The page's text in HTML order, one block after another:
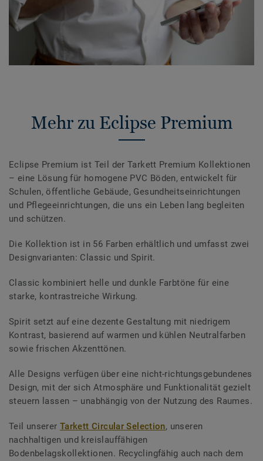
Mehr zu Eclipse Premium
Eclipse Premium ist Teil der Tarkett Premium Kollektionen
– eine Lösung für homogene PVC Böden, entwickelt für
Schulen, öffentliche Gebäude, Gesundheitseinrichtungen
und Pflegeeinrichtungen, die uns ein Leben lang begleiten
und schützen.
Die Kollektion ist in 56 Farben erhältlich und umfasst zwei
Designvarianten: Classic und Spirit.
Classic kombiniert helle und dunkle Farbtöne für eine
starke, kontrastreiche Wirkung.
Spirit setzt auf eine dezente Gestaltung mit niedrigem
Kontrast, basierend auf warmen und kühlen Neutralfarben
sowie frischen Akzenttönen.
Alle Designs verfügen über eine nicht-richtungsgebundenes
Design, mit der sich Atmosphäre und Funktionalität gezielt
steuern lassen – unabhängig von der Nutzung des Raumes.
Teil unserer Tarkett Circular Selection, unseren
nachhaltigen und kreislauffähigen
Bodenbelagskollektionen. Recyclingfähig auch nach dem